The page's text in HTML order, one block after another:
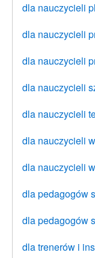
dla nauczycieli
dla nauczycieli
dla nauczycieli
dla nauczycieli
dla nauczycieli
dla nauczycieli
dla nauczycieli
dla pedagogów
dla pedagogów
dla trenerów i